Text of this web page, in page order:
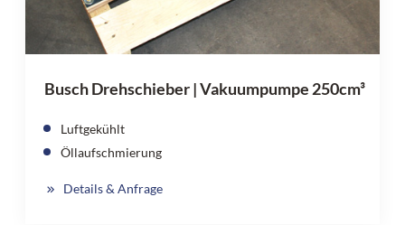
Busch Drehschieber | Vakuumpumpe 250cm³
Luftgekühlt
Öllaufschmierung
Details & Anfrage